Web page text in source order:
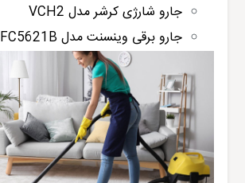
جارو شارژی کرشر مدل VCH2
جارو برقی وینسنت مدل FC5621B